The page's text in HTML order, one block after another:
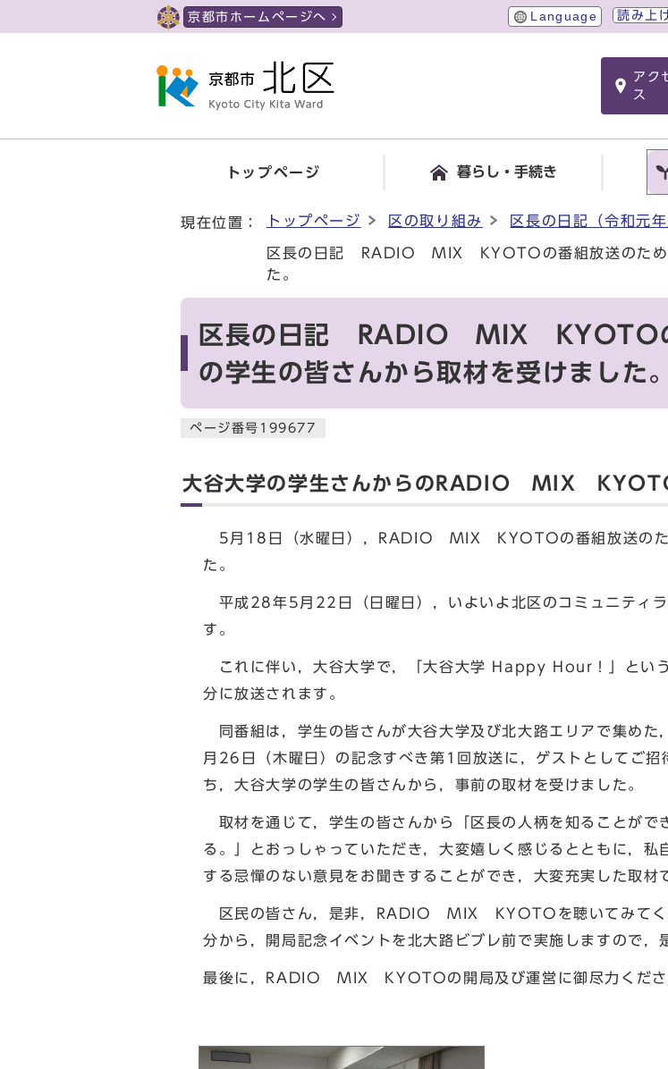
京都市ホームページへ Language 読み上
アク
ス
トップページ 暮らし・手続き
現在位置： トップページ 区の取り組み 区長の日記（令和元年
区長の日記 RADIO MIX KYOTOの番組放送のため
た。
区長の日記 RADIO MIX KYOTOの
の学生の皆さんから取材を受けました。
ページ番号199677
大谷大学の学生さんからのRADIO MIX
5月18日（水曜日），RADIO MIX KYOTOの番組放送のた
た。
平成28年5月22日（日曜日），いよいよ北区のコミュニテ
す。
これに伴い，大谷大学で，「大谷大学 Happy Hour！」とい
分に放送されます。
同番組は，学生の皆さんが大谷大学及び北大路エリアで集めた
月26日（木曜日）の記念すべき第1回放送に，ゲストとしてご
ち，大谷大学の学生の皆さんから，事前の取材を受けました。
取材を通じて，学生の皆さんから「区長の人柄を知ることがで
る。」とおっしゃっていただき，大変嬉しく感じるとともに，
する忌憚のない意見をお聞きすることができ，大変充実した取材
区民の皆さん，是非，RADIO MIX KYOTOを聴いてみてく
分から，開局記念イベントを北大路ビブレ前で実施しますので，
最後に，RADIO MIX KYOTOの開局及び運営に御尽力くださ